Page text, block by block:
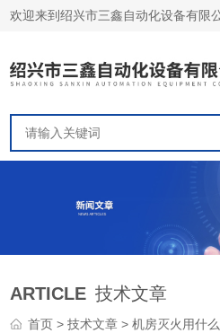
欢迎来到绍兴市三鑫自动化设备有限
ARTICLE 技术文章
首页 >技术文章 > 机房灭火用什